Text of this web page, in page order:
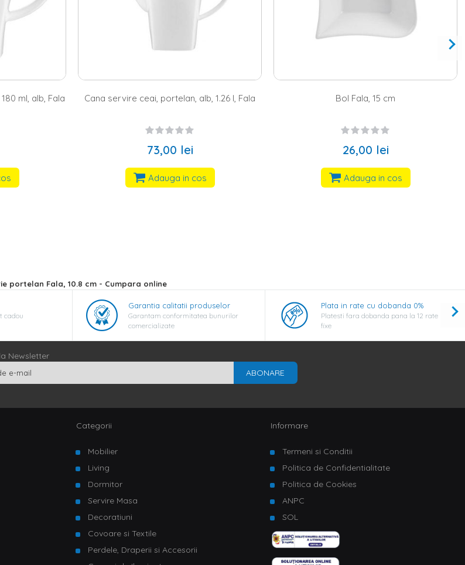
1.26 l, Fala Bol Fala, 15 cm
26,00 lei
Adauga in cos
Farfurie portelan Fala, 14 cm
15,00 lei
Adauga in cos
portelan Fala, 10.8 cm - Cumpara online
cadou
Garantia calitatii produselor
Garantam conformitatea bunurilor
comercializate
Plata in rate cu dobanda 0%
Platesti fara dobanda pana la 12 rate
fixe
Newsletter
ABONARE
Categorii
Mobilier
Living
Dormitor
Servire Masa
Decoratiuni
Covoare si Textile
Perdele, Draperii si Accesorii
Informare
Termeni si Conditii
Politica de Confidentialitate
Politica de Cookies
ANPC
SOL